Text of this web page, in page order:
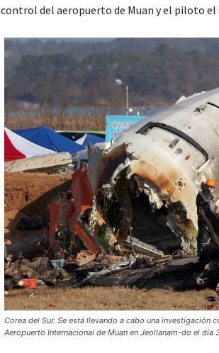
control del aeropuerto de Muan y el piloto el
Corea del Sur. Se está llevando a cabo una investigación
Aeropuerto Internacional de Muan en Jeollanam-do el día